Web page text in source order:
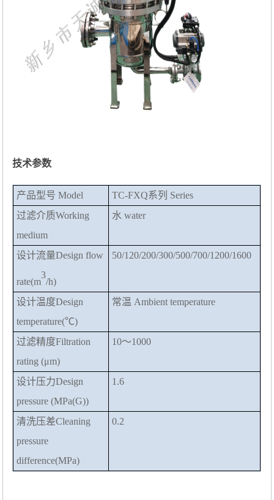
技术参数
产品型号 Model TC-FXQ系列 Series
过滤介质Working
medium
水 water
设计流量Design flow
rate(m
3
/h)
50/120/200/300/500/700/1200/1600
设计温度Design
temperature(℃)
常温 Ambient temperature
过滤精度Filtration
rating (μm)
10～1000
设计压力Design
pressure (MPa(G))
1.6
清洗压差Cleaning
pressure
difference(MPa)
0.2